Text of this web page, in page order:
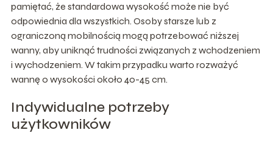
pamiętać, że standardowa wysokość może nie być
odpowiednia dla wszystkich. Osoby starsze lub z
ograniczoną mobilnością mogą potrzebować niższej
wanny, aby uniknąć trudności związanych z wchodzeniem
i wychodzeniem. W takim przypadku warto rozważyć
wannę o wysokości około 40-45 cm.
Indywidualne potrzeby
użytkowników